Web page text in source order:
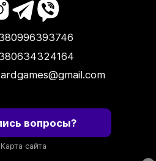
вопросы?
Карта сайта